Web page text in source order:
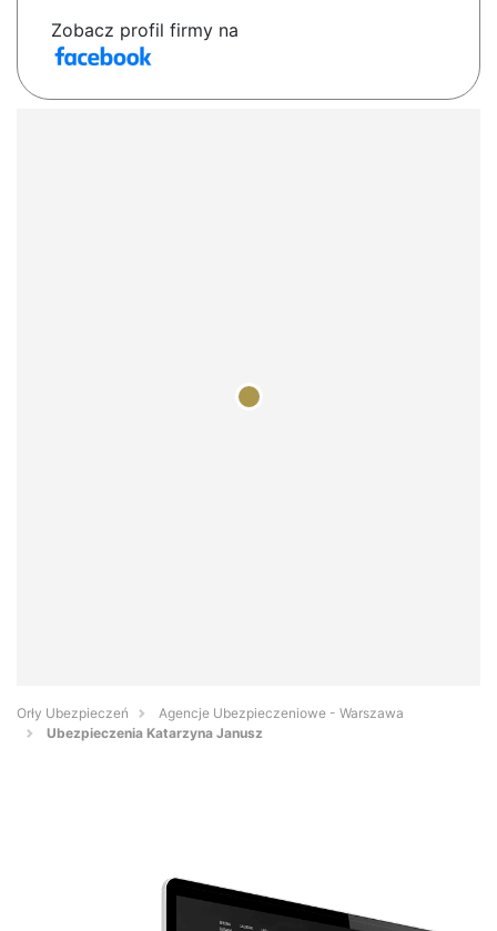
Zobacz profil firmy na
Orły Ubezpieczeń
Agencje Ubezpieczeniowe - Warszawa
Ubezpieczenia Katarzyna Janusz